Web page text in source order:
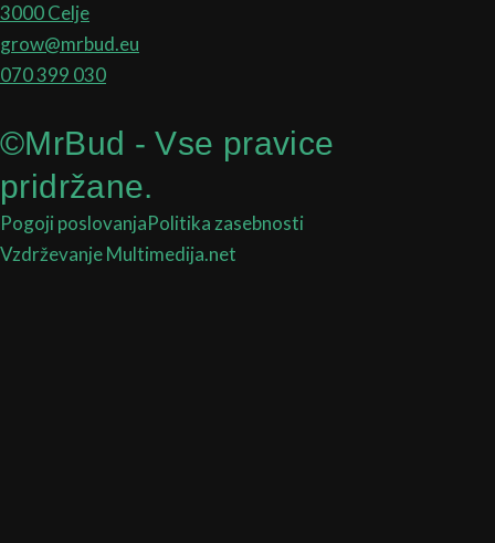
3000 Celje
grow@mrbud.eu
070 399 030
©MrBud - Vse pravice
pridržane.
Pogoji poslovanjaPolitika zasebnosti
Vzdrževanje Multimedija.net